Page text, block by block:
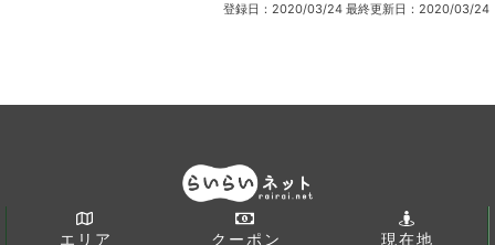
登録日：2020/03/24 最終更新日：2020/03/24
エリア クーポン 現在地